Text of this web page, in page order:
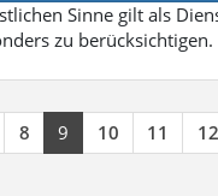
Sinne gilt als
zu berücksichtigen.
8 9 10 11 12